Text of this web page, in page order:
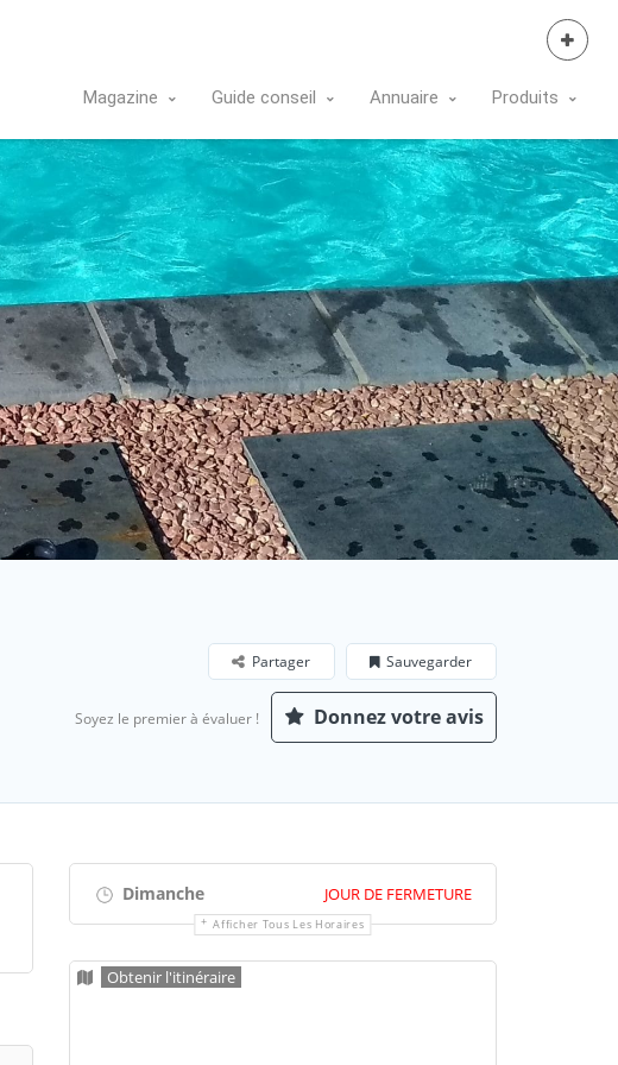
Magazine Guide conseil Annuaire Produits
Sauvegarder
Partager
Soyez le premier à évaluer ! Donnez votre avis
Dimanche JOUR DE FERMETURE
Afficher Tous Les Horaires
Obtenir l'itinéraire